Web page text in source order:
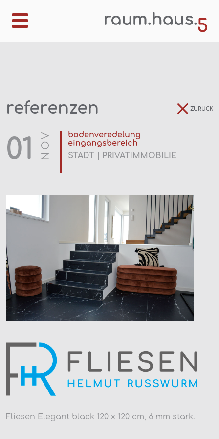
ZURÜCK
referenzen
01 NOV
bodenveredelung
eingangsbereich
STADT | PRIVATIMMOBILIE
Fliesen Elegant black 120 x 120 cm, 6 mm stark.